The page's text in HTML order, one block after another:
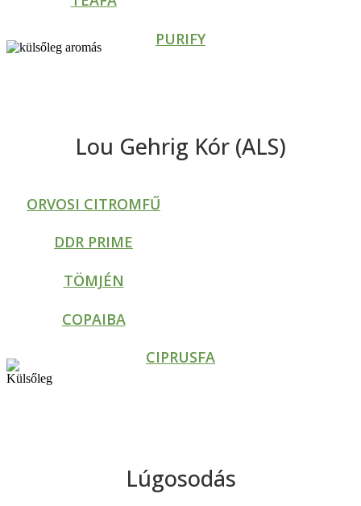
PURIFY
Lou Gehrig Kór (ALS)
ORVOSI CITROMFŰ
DDR PRIME
TÖMJÉN
COPAIBA
CIPRUSFA
Lúgosodás